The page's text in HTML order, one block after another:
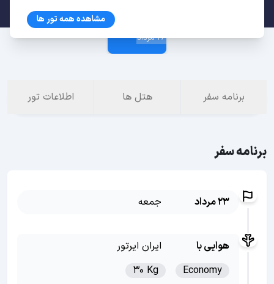
26 مرداد
برنامه سفر هتل ها اطلاعات تور
برنامه سفر
23 مرداد جمعه
هوایی با
ایران ایرتور
Economy
30 Kg
مشاهده همه تور ها